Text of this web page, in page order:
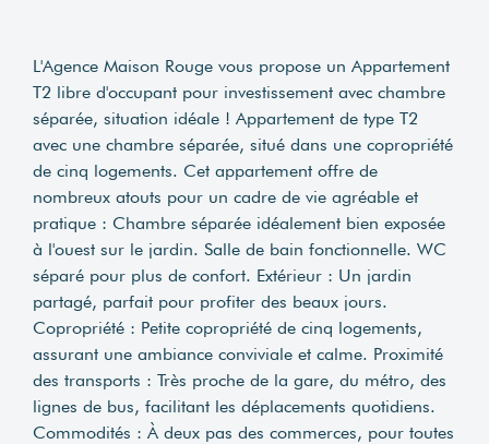
L'Agence Maison Rouge vous propose un Appartement
T2 libre d'occupant pour investissement avec chambre
séparée, situation idéale ! Appartement de type T2
avec une chambre séparée, situé dans une copropriété
de cinq logements. Cet appartement offre de
nombreux atouts pour un cadre de vie agréable et
pratique : Chambre séparée idéalement bien exposée
à l'ouest sur le jardin. Salle de bain fonctionnelle. WC
séparé pour plus de confort. Extérieur : Un jardin
partagé, parfait pour profiter des beaux jours.
Copropriété : Petite copropriété de cinq logements,
assurant une ambiance conviviale et calme. Proximité
des transports : Très proche de la gare, du métro, des
lignes de bus, facilitant les déplacements quotidiens.
Commodités : À deux pas des commerces, pour toutes